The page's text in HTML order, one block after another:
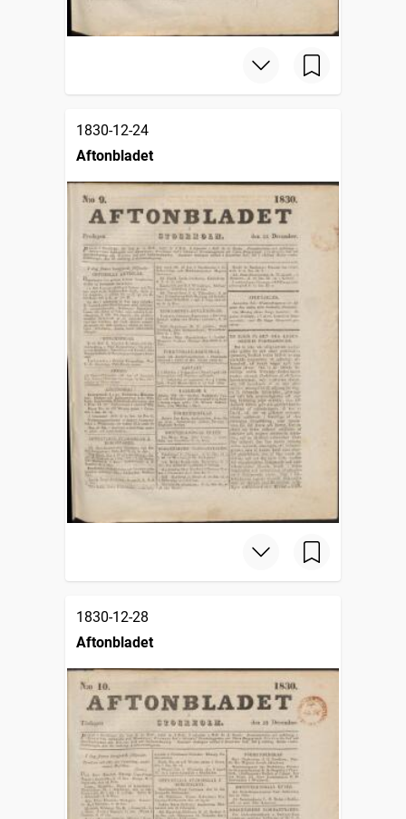
1830-12-24
Aftonbladet
1830-12-28
Aftonbladet